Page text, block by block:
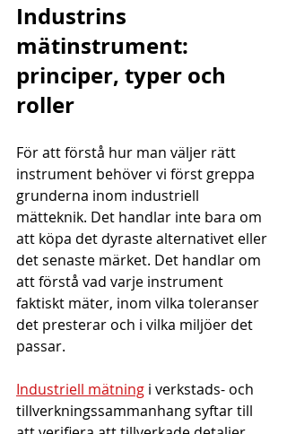
Industrins
mätinstrument:
principer, typer och
roller
För att förstå hur man väljer rätt
instrument behöver vi först greppa
grunderna inom industriell
mätteknik. Det handlar inte bara om
att köpa det dyraste alternativet eller
det senaste märket. Det handlar om
att förstå vad varje instrument
faktiskt mäter, inom vilka toleranser
det presterar och i vilka miljöer det
passar.
Industriell mätning i verkstads- och
tillverkningssammanhang syftar till